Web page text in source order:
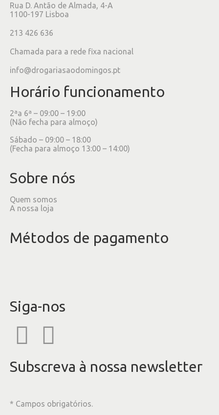
Rua D. Antão de Almada, 4-A
1100-197 Lisboa
213 426 636
Chamada para a rede fixa nacional
info@drogariasaodomingos.pt
Horário funcionamento
2ªa 6ª – 09:00 – 19:00
(Não fecha para almoço)
Sábado – 09:00 – 18:00
(Fecha para almoço 13:00 – 14:00)
Sobre nós
Quem somos
A nossa loja
Métodos de pagamento
Siga-nos
Subscreva à nossa newsletter
* Campos obrigatórios.